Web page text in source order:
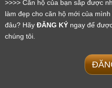
>>>> Căn hộ của bạn sắp được
làm đẹp cho căn hộ mới của
đâu? Hãy ĐĂNG KÝ ngay để
chúng tôi.